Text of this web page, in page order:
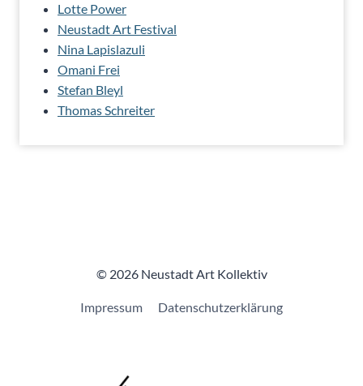
Lotte Power
Neustadt Art Festival
Nina Lapislazuli
Omani Frei
Stefan Bleyl
Thomas Schreiter
© 2026 Neustadt Art Kollektiv
Impressum Datenschutzerklärung